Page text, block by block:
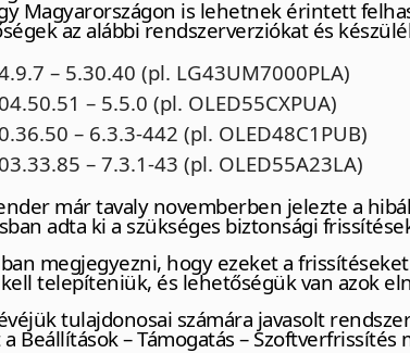
Magyarországon is lehetnek érintett
az alábbi rendszerverziókat és
– 5.30.40 (pl. LG43UM7000PLA)
– 5.5.0 (pl. OLED55CXPUA)
– 6.3.3-442 (pl. OLED48C1PUB)
– 7.3.1-43 (pl. OLED55A23LA)
már tavaly novemberben jelezte a
adta ki a szükséges biztonsági
megjegyezni, hogy ezeket a
telepíteniük, és lehetőségük van azok
tulajdonosai számára javasolt
Beállítások – Támogatás –